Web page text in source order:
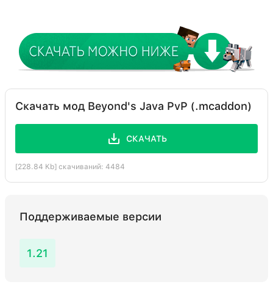
Скачать мод Beyond's Java PvP (.mcaddon)
СКАЧАТЬ
[228.84 Kb] скачиваний: 4484
Поддерживаемые версии
1.21